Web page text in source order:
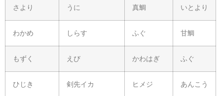
さより うに 真鯛 いとより
わかめ しらす ふぐ 甘鯛
もずく えび かわはぎ ふぐ
ひじき 剣先イカ ヒメジ あんこう